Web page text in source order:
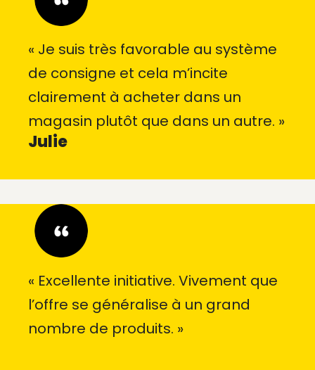
« Je suis très favorable au système
de consigne et cela m’incite
clairement à acheter dans un
magasin plutôt que dans un autre. »
Julie
« Excellente initiative. Vivement que
l’offre se généralise à un grand
nombre de produits. »